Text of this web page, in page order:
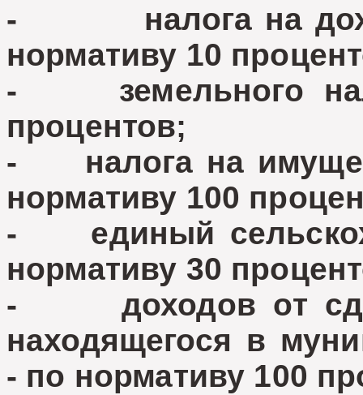
- налога на
нормативу 10
- земельного
процентов;
- налога на
нормативу 100
- единый
нормативу 30
- доходов от
находящегося в
- по нормативу 100